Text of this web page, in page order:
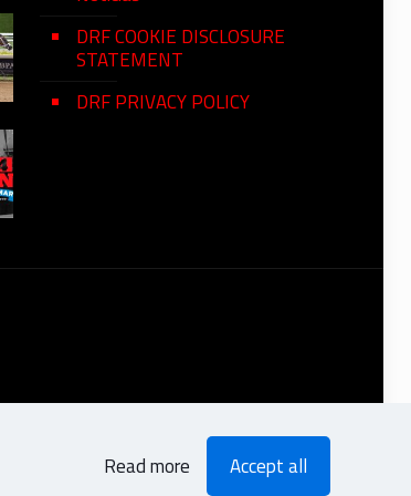
DRF COOKIE DISCLOSURE
STATEMENT
DRF PRIVACY POLICY
Read more Accept all